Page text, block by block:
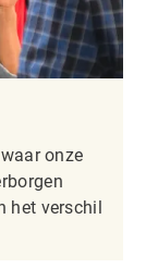
onze
het verschil